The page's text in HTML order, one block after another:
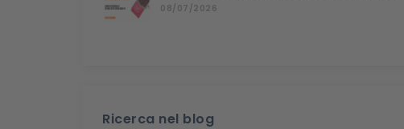
08/07/2026
Ricerca nel blog